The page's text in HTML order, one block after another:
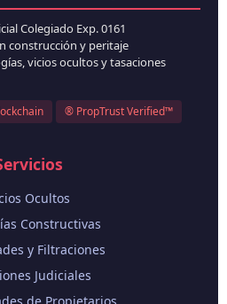
Colegiado Exp. 0161
construcción y peritaje
vicios ocultos y tasaciones
® PropTrust Verified™
Ocultos
Constructivas
y Filtraciones
Judiciales